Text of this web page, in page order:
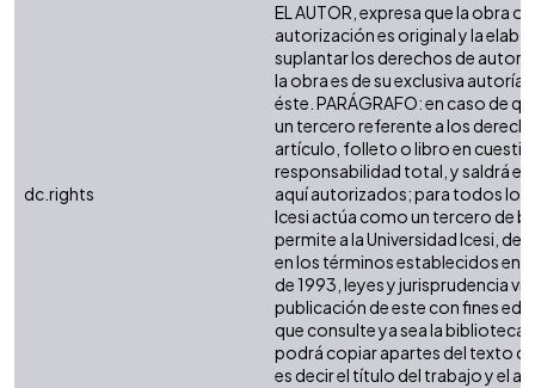
dc.rights
EL AUTOR, expresa que la obra
autorización es original y la
suplantar los derechos de autor
la obra es de su exclusiva
éste. PARÁGRAFO: en caso de
un tercero referente a los
artículo, folleto o libro en
responsabilidad total, y saldrá
aquí autorizados; para todos los
Icesi actúa como un tercero de
permite a la Universidad Icesi, de
en los términos establecidos en
de 1993, leyes y jurisprudencia
publicación de este con fines
que consulte ya sea la
podrá copiar apartes del texto
es decir el título del trabajo y el